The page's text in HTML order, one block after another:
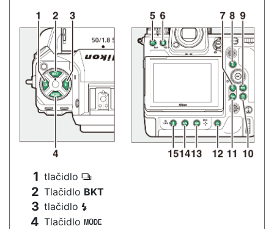
tlačidlo c
Tlačidlo BKT
tlačidlo c
Tlačidlo I